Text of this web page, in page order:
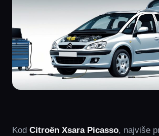
Kod Citroën Xsara Picasso, najviše